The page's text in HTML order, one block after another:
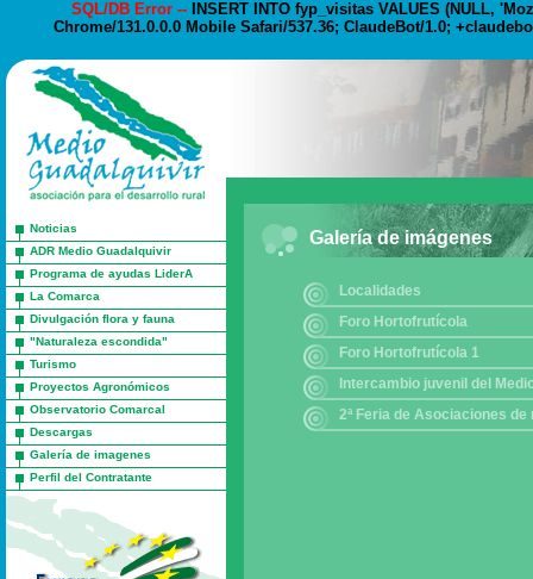
SQL/DB Error --
INSERT INTO fyp_visitas VALUES (NULL,
Chrome/131.0.0.0 Mobile Safari/537.36; ClaudeBot/1.0;
Noticias
ADR Medio Guadalquivir
Programa de ayudas LiderA
La Comarca
Divulgación flora y fauna
"Naturaleza escondida"
Turismo
Proyectos Agronómicos
Observatorio Comarcal
Descargas
Galería de imagenes
Perfil del Contratante
Galería de imágenes
Localidades
Foro Hortofrutícola
Foro Hortofrutícola 1
Intercambio juvenil del
2ª Feria de Asociaciones